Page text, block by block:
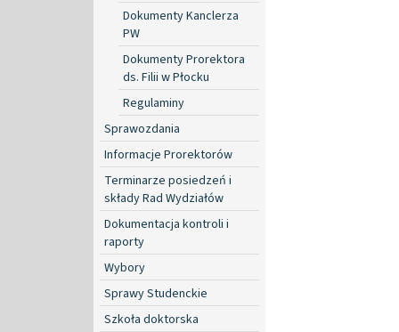
Dokumenty Kanclerza
PW
Dokumenty Prorektora
ds. Filii w Płocku
Regulaminy
Sprawozdania
Informacje Prorektorów
Terminarze posiedzeń i
składy Rad Wydziałów
Dokumentacja kontroli i
raporty
Wybory
Sprawy Studenckie
Szkoła doktorska